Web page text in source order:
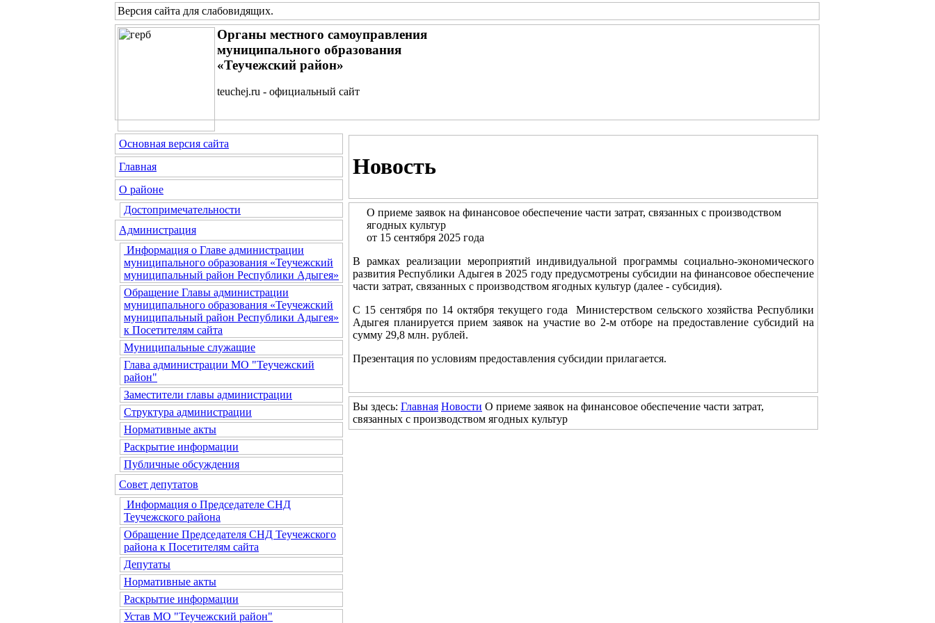
Версия сайта для слабовидящих.
Органы местного самоуправления
муниципального образования
«Теучежский район»
teuchej.ru - официальный сайт
Основная версия сайта
Главная
О районе
Достопримечательности
Администрация
Информация о Главе администрации
муниципального образования «Теучежский
муниципальный район Республики Адыгея»
Обращение Главы администрации
муниципального образования «Теучежский
муниципальный район Республики Адыгея»
к Посетителям сайта
Муниципальные служащие
Глава администрации МО "Теучежский
район"
Заместители главы администрации
Структура администрации
Нормативные акты
Раскрытие информации
Публичные обсуждения
Совет депутатов
Информация о Председателе СНД
Теучежского района
Обращение Председателя СНД Теучежского
района к Посетителям сайта
Депутаты
Нормативные акты
Раскрытие информации
Устав МО "Теучежский район"
Новость
О приеме заявок на финансовое обеспечение части затрат, связанных с производством
ягодных культур
от 15 сентября 2025 года
В рамках реализации мероприятий индивидуальной программы социально-экономического
развития Республики Адыгея в 2025 году предусмотрены субсидии на финансовое обеспечение
части затрат, связанных с производством ягодных культур (далее - субсидия).
С 15 сентября по 14 октября текущего года Министерством сельского хозяйства Республики
Адыгея планируется прием заявок на участие во 2-м отборе на предоставление субсидий на
сумму 29,8 млн. рублей.
Презентация по условиям предоставления субсидии прилагается.
Вы здесь: Главная Новости О приеме заявок на финансовое обеспечение части затрат,
связанных с производством ягодных культур